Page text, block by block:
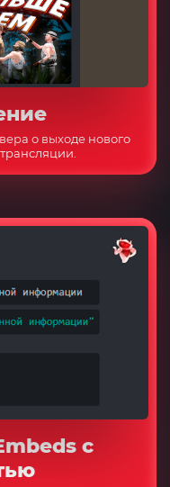
о выходе нового
с